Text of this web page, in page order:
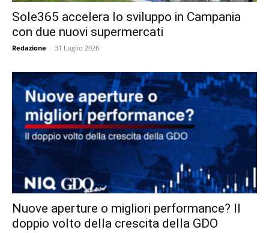
Sole365 accelera lo sviluppo in Campania
con due nuovi supermercati
Redazione - 31 Luglio 2026
Nuove aperture o migliori performance? Il
doppio volto della crescita della GDO